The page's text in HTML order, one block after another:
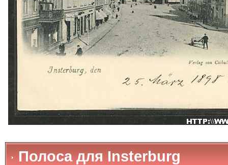
Полоса для Insterburg